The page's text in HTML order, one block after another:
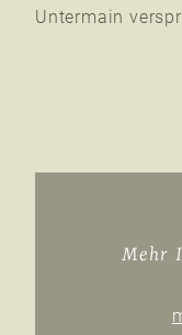
Untermain
Mehr